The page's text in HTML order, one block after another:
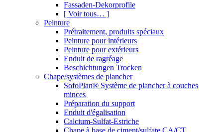
Fassaden-Dekorprofile
[ Voir tous… ]
Peinture
Prétraitement, produits spéciaux
Peinture pour intérieurs
Peinture pour extérieurs
Enduit de ragréage
Beschichtungen Trocken
Chape/systèmes de plancher
SofoPlan® Système de plancher à couches
minces
Préparation du support
Enduit d'égalisation
Calcium-Sulfat-Estriche